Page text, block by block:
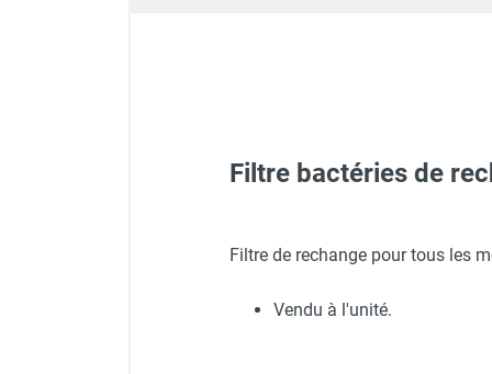
professionnel
Purificateur d'air double flux
Filtre bactéries de
Filtre de rechange pour tous les
Vendu à l'unité.